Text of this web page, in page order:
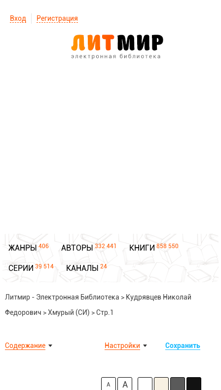
Вход Регистрация
ЖАНРЫ 406 АВТОРЫ 332 441 КНИГИ 858 550
СЕРИИ 39 514 КАНАЛЫ 24
Литмир - Электронная Библиотека > Кудрявцев Николай
Федорович >Хмурый (СИ) >Стр.1
Содержание Сохранить
Настройки
A A